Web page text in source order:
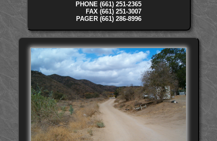
PHONE (661) 251-2365
FAX (661) 251-3007
PAGER (661) 286-8996